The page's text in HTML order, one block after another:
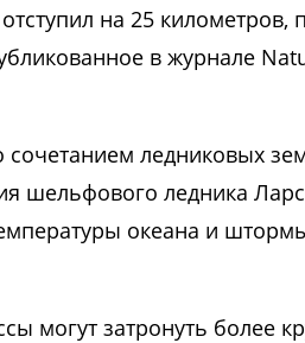
на 25
в журнале
сочетанием ледниковых
ледника
океана и
могут затронуть более